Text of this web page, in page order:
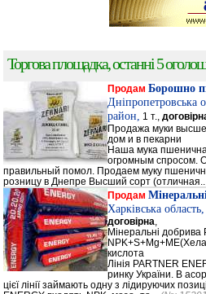
Торгова площадка, останні 5
Продам Борошно
Дніпропетровська
район, 1 т.,
Продажа муки
дом и в пекарни
Наша мука
огромным спросом.
правильный помол. Продаем муку
розницу в Днепре Высший сорт
Продам
Харківська
договірна
Мінеральні добрива
кислота
Лінія PARTNER
ринку України. В
цієї лінії займають одну з лідируючих